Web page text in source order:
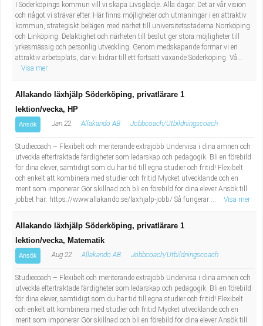
I Söderköpings kommun vill vi skapa Livsglädje. Alla dagar. Det är vår vision
och något vi strävar efter. Här finns möjligheter och utmaningar i en attraktiv
kommun, strategiskt belägen med närhet till universitetsstäderna Norrköping
och Linköping. Delaktighet och närheten till beslut ger stora möjligheter till
yrkesmässig och personlig utveckling. Genom medskapande formar vi en
attraktiv arbetsplats, där vi bidrar till ett fortsatt växande Söderköping. Vå...
Visa mer
Allakando läxhjälp Söderköping, privatlärare 1
lektion/vecka, HP
Ansök Jan 22 Allakando AB Jobbcoach/Utbildningscoach
Studiecoach – Flexibelt och meriterande extrajobb Undervisa i dina ämnen och
utveckla eftertraktade färdigheter som ledarskap och pedagogik. Bli en förebild
för dina elever, samtidigt som du har tid till egna studier och fritid! Flexibelt
och enkelt att kombinera med studier och fritid Mycket utvecklande och en
merit som imponerar Gör skillnad och bli en förebild för dina elever Ansök till
jobbet här: https://www.allakando.se/laxhjalp-jobb/ Så fungerar ...
Visa mer
Allakando läxhjälp Söderköping, privatlärare 1
lektion/vecka, Matematik
Ansök Aug 22 Allakando AB Jobbcoach/Utbildningscoach
Studiecoach – Flexibelt och meriterande extrajobb Undervisa i dina ämnen och
utveckla eftertraktade färdigheter som ledarskap och pedagogik. Bli en förebild
för dina elever, samtidigt som du har tid till egna studier och fritid! Flexibelt
och enkelt att kombinera med studier och fritid Mycket utvecklande och en
merit som imponerar Gör skillnad och bli en förebild för dina elever Ansök till